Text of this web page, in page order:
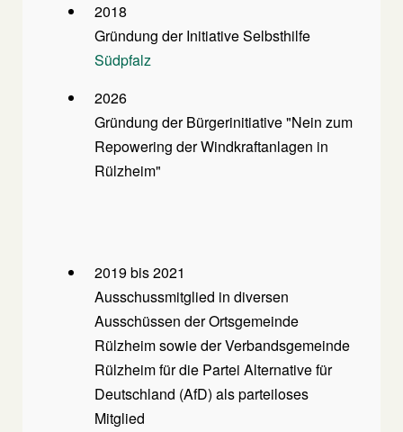
2018
Gründung der Initiative Selbsthilfe
Südpfalz
2026
Gründung der Bürgerinitiative "Nein zum
Repowering der Windkraftanlagen in
Rülzheim"
2019 bis 2021
Ausschussmitglied in diversen
Ausschüssen der Ortsgemeinde
Rülzheim sowie der Verbandsgemeinde
Rülzheim für die Partei Alternative für
Deutschland (AfD) als parteiloses
Mitglied